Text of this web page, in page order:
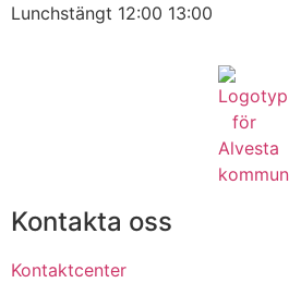
Lunchstängt 12:00 13:00
Kontakta oss
Kontaktcenter